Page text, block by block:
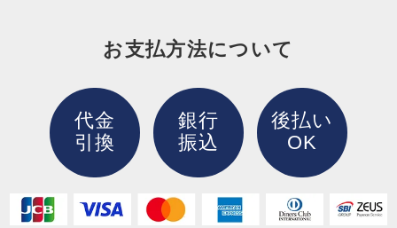
お支払方法について
代金
引換
銀行
振込
後払い
OK